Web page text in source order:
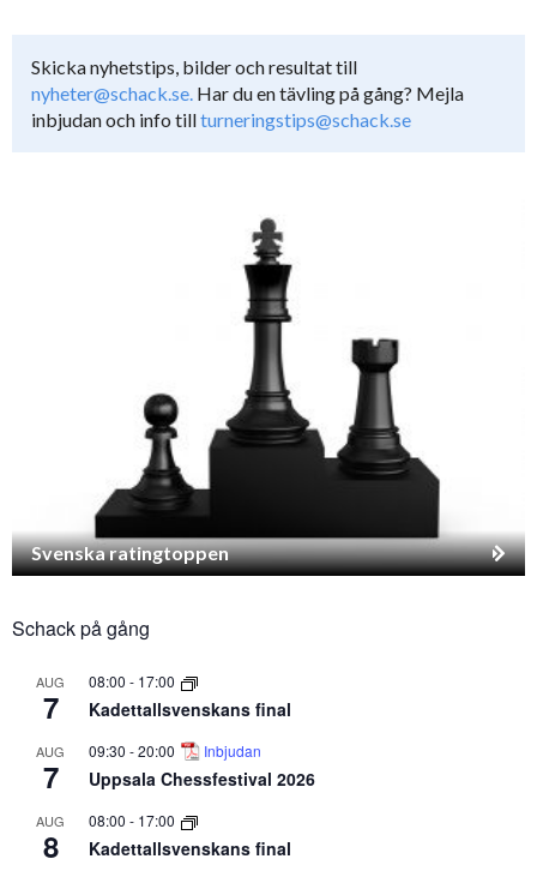
Skicka nyhetstips, bilder och resultat till
nyheter@schack.se. Har du en tävling på gång? Mejla
inbjudan och info tillturneringstips@schack.se
Svenska ratingtoppen
Schack på gång
AUG
7
08:00 - 17:00
Kadettallsvenskans final
AUG
7
09:30 -20:00 Inbjudan
Uppsala Chessfestival 2026
AUG
8
08:00 - 17:00
Kadettallsvenskans final